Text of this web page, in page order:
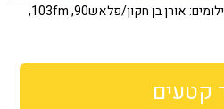
| צילומים: אורן בן חקון/פלאש90, 103fm,
קטעים